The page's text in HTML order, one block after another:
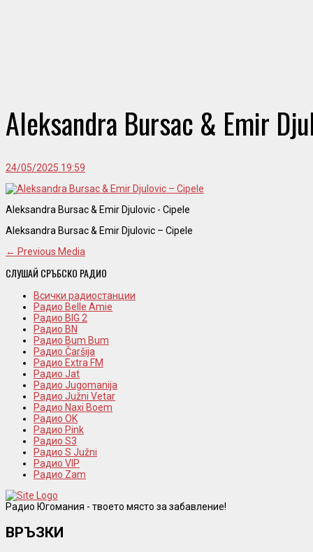
Aleksandra Bursac & Emir
24/05/2025 19:59
Aleksandra Bursac & Emir Djulovic - Cipele
Aleksandra Bursac & Emir Djulovic – Cipele
← Previous Media
СЛУШАЙ СРЪБСКО РАДИО
Всички радиостанции
Радио Belle Amie
Радио BIG 2
Радио BN
Радио Bum Bum
Радио Čaršija
Радио Extra FM
Радио Jat
Радио Jugomanija
Радио Južni Vetar
Радио Naxi Boem
Радио OK
Радио Pink
Радио S3
Радио S Južni
Радио VIP
Радио Zam
Радио Югомания - твоето място за забавление!
ВРЪЗКИ